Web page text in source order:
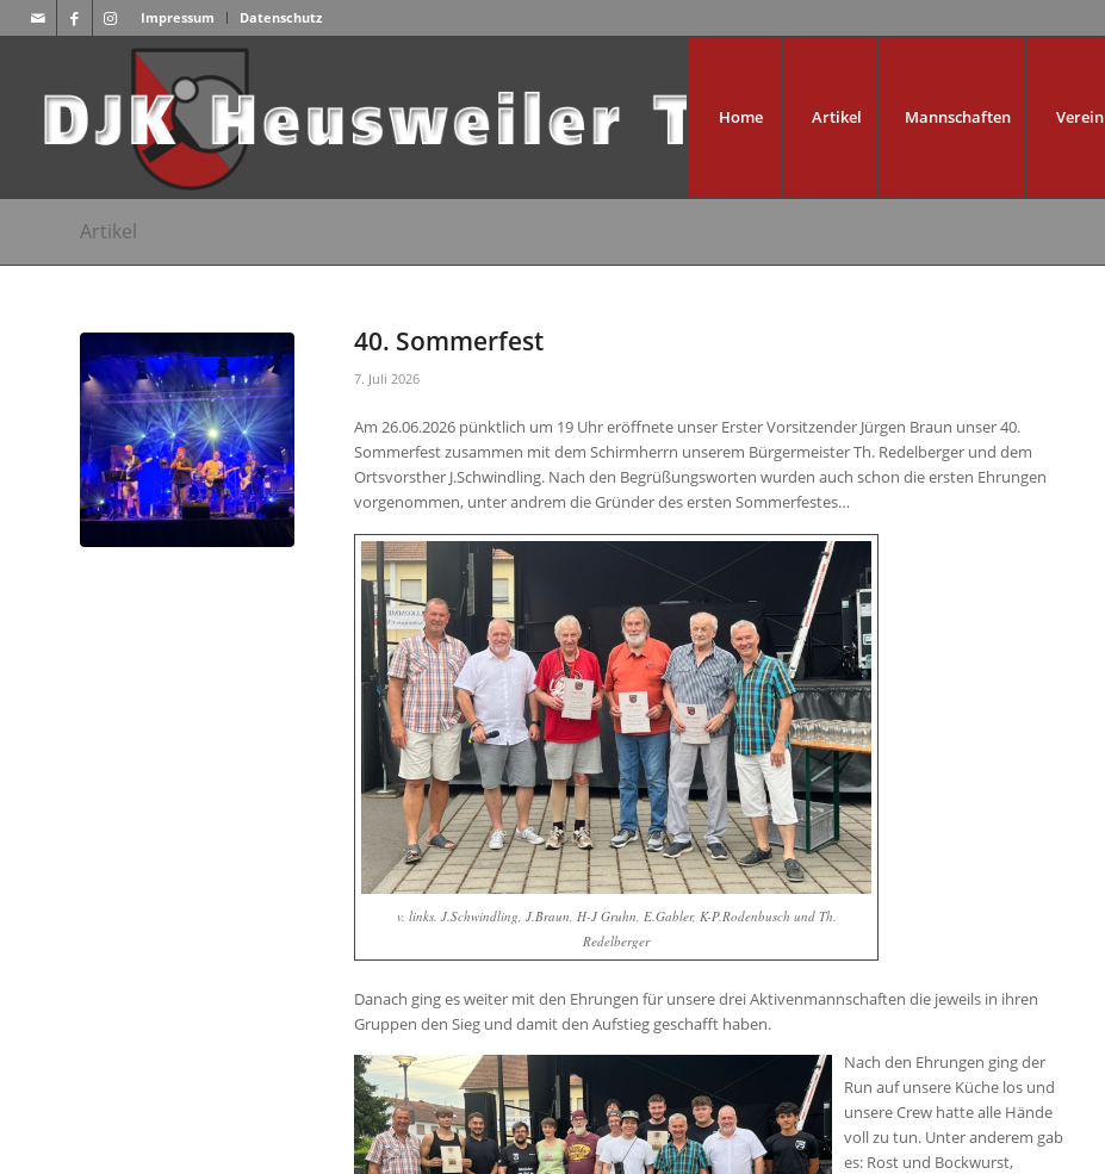
Impressum Datenschutz
Home Artikel Mannschaften Verein
Artikel
40. Sommerfest
7. Juli 2026
Am 26.06.2026 pünktlich um 19 Uhr eröffnete unser Erster Vorsitzender Jürgen Braun unser 40.
Sommerfest zusammen mit dem Schirmherrn unserem Bürgermeister Th. Redelberger und dem
Ortsvorsther J.Schwindling. Nach den Begrüßungsworten wurden auch schon die ersten Ehrungen
vorgenommen, unter andrem die Gründer des ersten Sommerfestes…
v. links. J.Schwindling, J.Braun, H-J Gruhn, E.Gabler, K-P.Rodenbusch und Th.
Redelberger
Danach ging es weiter mit den Ehrungen für unsere drei Aktivenmannschaften die jeweils in ihren
Gruppen den Sieg und damit den Aufstieg geschafft haben.
Nach den Ehrungen ging der
Run auf unsere Küche los und
unsere Crew hatte alle Hände
voll zu tun. Unter anderem gab
es: Rost und Bockwurst,